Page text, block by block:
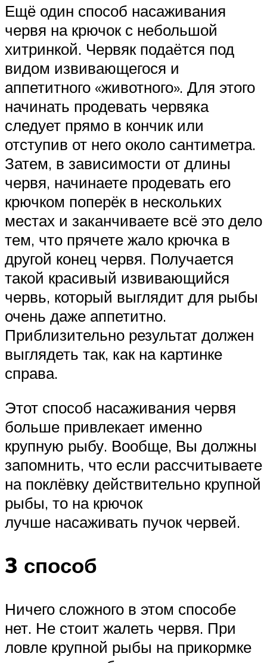
Ещё один способ насаживания
червя на крючок с небольшой
хитринкой. Червяк подаётся под
видом извивающегося и
аппетитного «животного». Для этого
начинать продевать червяка
следует прямо в кончик или
отступив от него около сантиметра.
Затем, в зависимости от длины
червя, начинаете продевать его
крючком поперёк в нескольких
местах и заканчиваете всё это дело
тем, что прячете жало крючка в
другой конец червя. Получается
такой красивый извивающийся
червь, который выглядит для рыбы
очень даже аппетитно.
Приблизительно результат должен
выглядеть так, как на картинке
справа.
Этот способ насаживания червя
больше привлекает именно
крупную рыбу. Вообще, Вы должны
запомнить, что если рассчитываете
на поклёвку действительно крупной
рыбы, то на крючок
лучше насаживать пучок червей.
3 способ
Ничего сложного в этом способе
нет. Не стоит жалеть червя. При
ловле крупной рыбы на прикормке